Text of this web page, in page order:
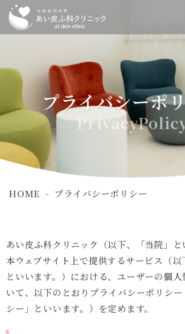
HOME プライバシーポリシー
プライバシーポ
あい皮ふ科クリニック（以下、「当院」と
本ウェブサイト上で提供するサービス（以
といいます。）における、ユーザーの個
いて、以下のとおりプライバシーポリシー
シー」といいます。）を定めます。